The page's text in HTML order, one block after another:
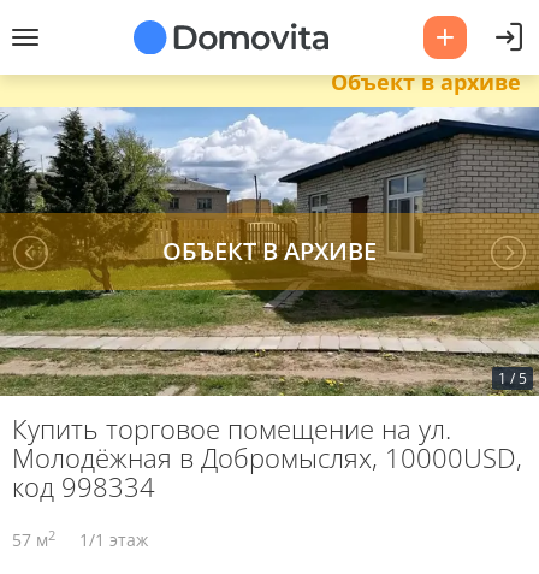
Объект в архиве
1/5
Купить торговое помещение на ул.
Молодёжная в Добромыслях, 10000USD,
код 998334
57 м2 1/1 этаж